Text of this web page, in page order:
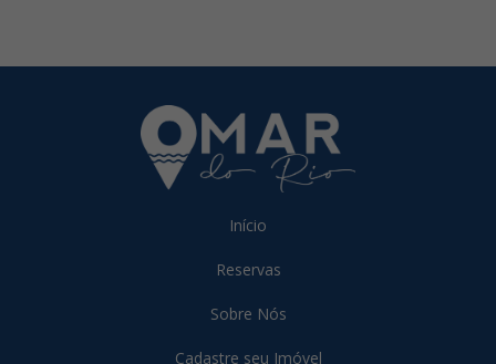
Início
Reservas
Sobre Nós
Cadastre seu Imóvel